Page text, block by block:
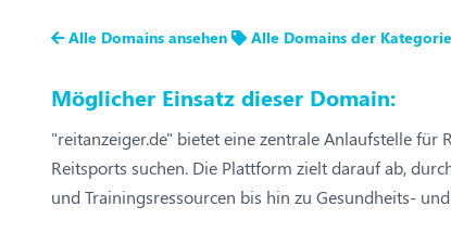
Alle Domains ansehen Alle Domains der
Möglicher Einsatz dieser Domain:
"reitanzeiger.de" bietet eine zentrale Anlaufstelle für
Reitsports suchen. Die Plattform zielt darauf ab,
und Trainingsressourcen bis hin zu Gesundheits-